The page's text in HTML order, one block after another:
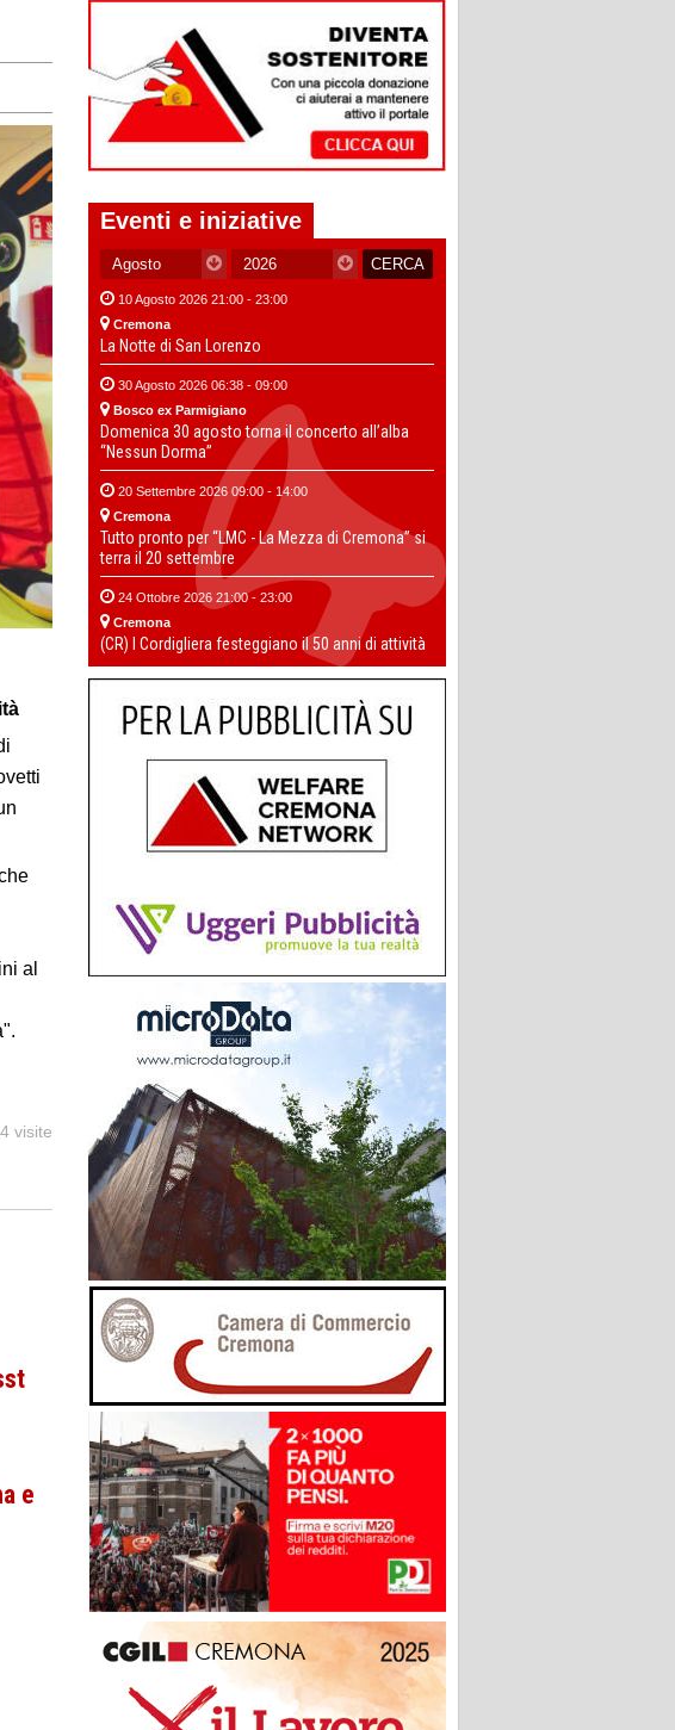
al
visite
e
Eventi e iniziative
10 Agosto 2026 21:00 - 23:00
Cremona
La Notte di San Lorenzo
30 Agosto 2026 06:38 - 09:00
Bosco ex Parmigiano
Domenica 30 agosto torna il concerto all’alba
“Nessun Dorma”
20 Settembre 2026 09:00 - 14:00
Cremona
Tutto pronto per “LMC - La Mezza di Cremona” si
terra il 20 settembre
24 Ottobre 2026 21:00 - 23:00
Cremona
(CR) I Cordigliera festeggiano il 50 anni di attività